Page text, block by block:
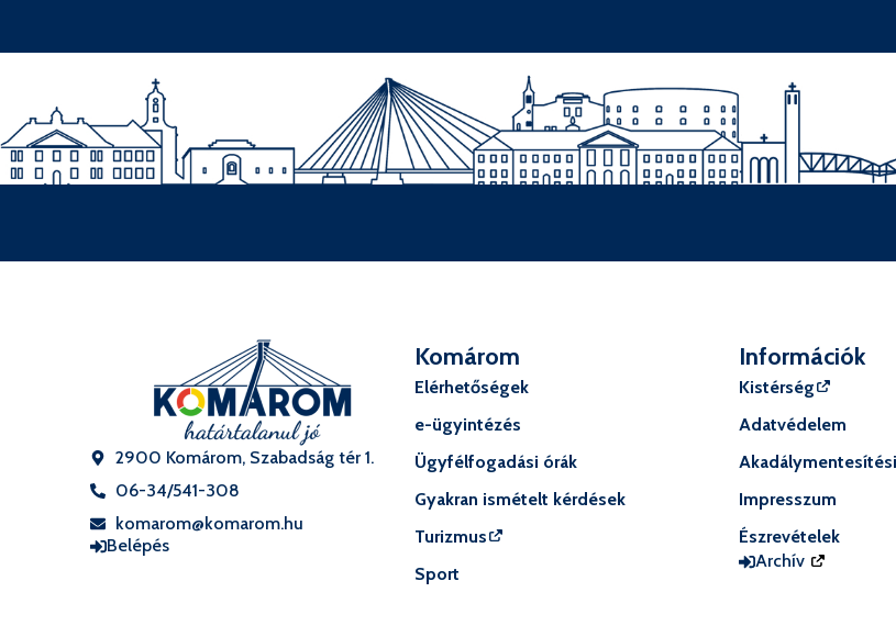
2900 Komárom, Szabadság tér 1.
06-34/541-308
komarom@komarom.hu
Belépés
Komárom
Elérhetőségek
e-ügyintézés
Ügyfélfogadási órák
Gyakran ismételt kérdések
Turizmus
Sport
Információk
Kistérség
Adatvédelem
Impresszum
Észrevételek
Archív